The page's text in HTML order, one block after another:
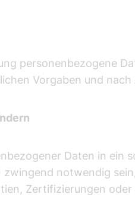
personenbezogene
Vorgaben und
Daten in ein
notwendig
Zertifizierungen